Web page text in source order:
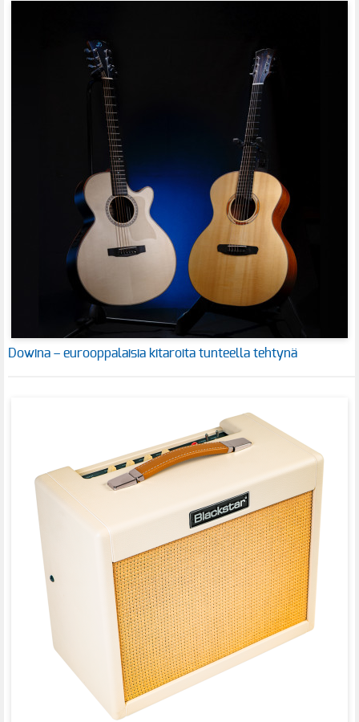
Dowina – eurooppalaisia kitaroita tunteella tehtynä